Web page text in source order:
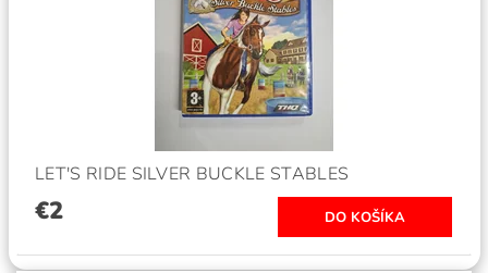
LET'S RIDE SILVER BUCKLE STABLES
€2